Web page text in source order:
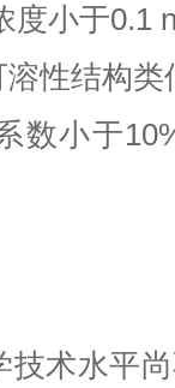
度小于0.1
性结构类
数小于10
术水平